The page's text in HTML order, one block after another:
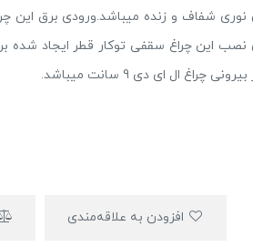
نصب این چراغ سقفی توکار قطر ایجاد